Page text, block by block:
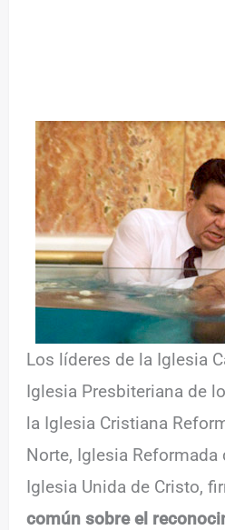
Los líderes de la Iglesia
Iglesia Presbiteriana de
la Iglesia Cristiana
Norte, Iglesia Reformada
Iglesia Unida de Cristo,
común sobre el